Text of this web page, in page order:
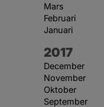
Mars
Februari
Januari
År:
2017
December
November
Oktober
September